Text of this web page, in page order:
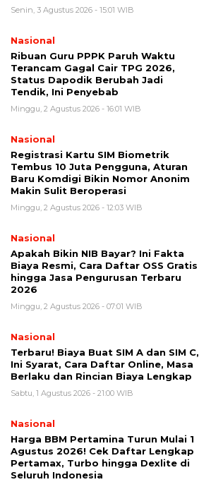
Senin, 3 Agustus 2026 - 15:01 WIB
Nasional
Ribuan Guru PPPK Paruh Waktu
Terancam Gagal Cair TPG 2026,
Status Dapodik Berubah Jadi
Tendik, Ini Penyebab
Minggu, 2 Agustus 2026 - 16:01 WIB
Nasional
Registrasi Kartu SIM Biometrik
Tembus 10 Juta Pengguna, Aturan
Baru Komdigi Bikin Nomor Anonim
Makin Sulit Beroperasi
Minggu, 2 Agustus 2026 - 12:03 WIB
Nasional
Apakah Bikin NIB Bayar? Ini Fakta
Biaya Resmi, Cara Daftar OSS Gratis
hingga Jasa Pengurusan Terbaru
2026
Minggu, 2 Agustus 2026 - 07:01 WIB
Nasional
Terbaru! Biaya Buat SIM A dan SIM C,
Ini Syarat, Cara Daftar Online, Masa
Berlaku dan Rincian Biaya Lengkap
Sabtu, 1 Agustus 2026 - 21:00 WIB
Nasional
Harga BBM Pertamina Turun Mulai 1
Agustus 2026! Cek Daftar Lengkap
Pertamax, Turbo hingga Dexlite di
Seluruh Indonesia